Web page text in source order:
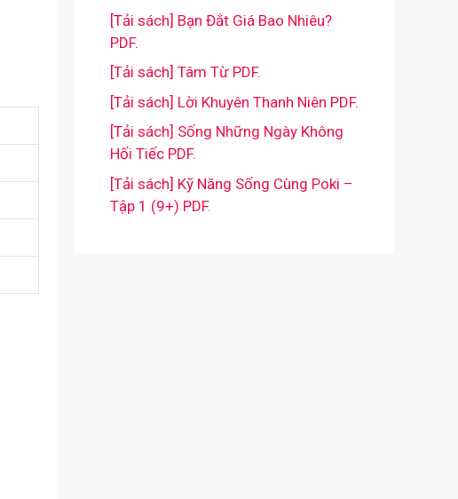
[Tải sách] Bạn Đắt Giá Bao Nhiêu?
PDF.
[Tải sách] Tâm Từ PDF.
[Tải sách] Lời Khuyên Thanh Niên PDF.
[Tải sách] Sống Những Ngày Không
Hối Tiếc PDF.
[Tải sách] Kỹ Năng Sống Cùng Poki –
Tập 1 (9+) PDF.